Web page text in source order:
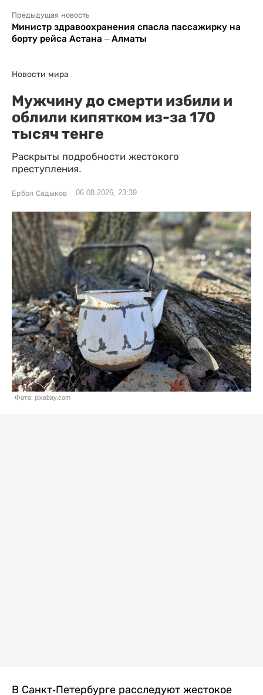
Предыдущая новость
Министр здравоохранения спасла пассажирку на
борту рейса Астана – Алматы
Новости мира
Мужчину до смерти избили и
облили кипятком из-за 170
тысяч тенге
Раскрыты подробности жестокого
преступления.
Ербол Садыков 06.08.2026, 23:39
Фото: pixabay.com
В Санкт-Петербурге расследуют жестокое